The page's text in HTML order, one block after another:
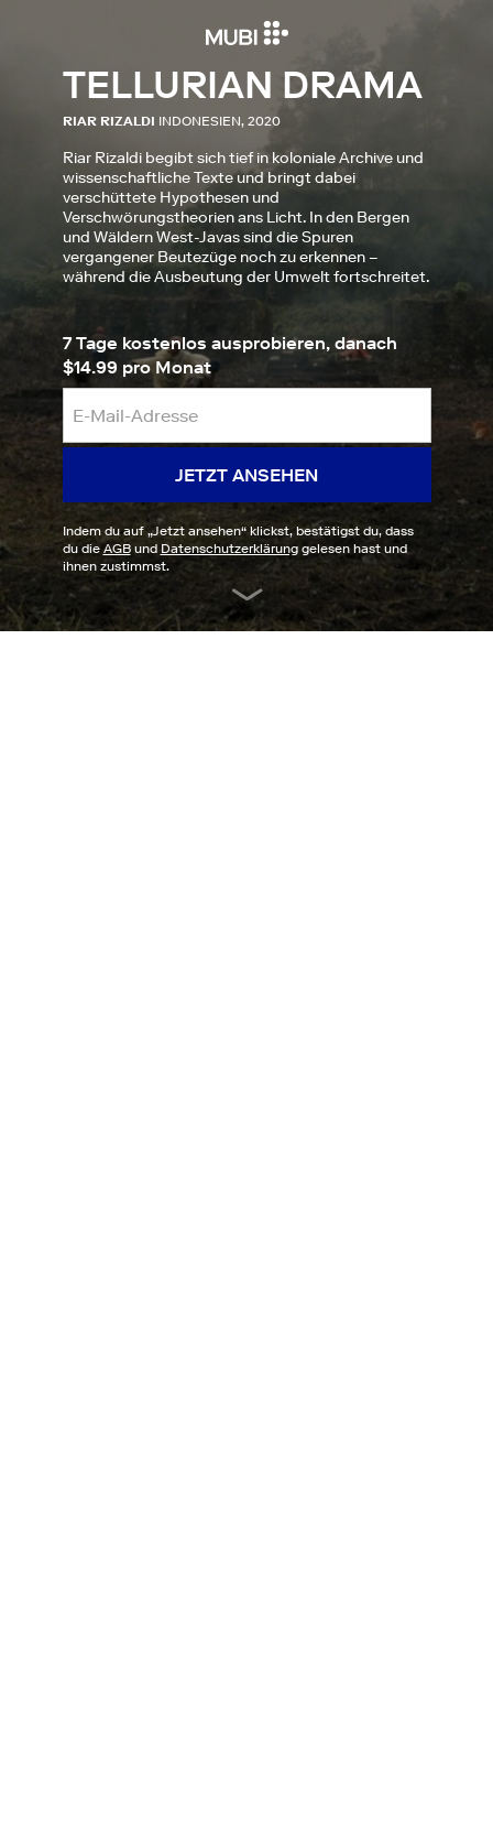
TELLURIAN DRAMA
RIAR RIZALDI INDONESIEN, 2020
Riar Rizaldi begibt sich tief in koloniale Archive und
wissenschaftliche Texte und bringt dabei
verschüttete Hypothesen und
Verschwörungstheorien ans Licht. In den Bergen
und Wäldern West-Javas sind die Spuren
vergangener Beutezüge noch zu erkennen –
während die Ausbeutung der Umwelt fortschreitet.
7 Tage kostenlos ausprobieren, danach
$14.99 pro Monat
JETZT ANSEHEN
Indem du auf „Jetzt ansehen“ klickst, bestätigst du, dass
du die AGBund Datenschutzerklärunggelesen hast und
ihnen zustimmst.